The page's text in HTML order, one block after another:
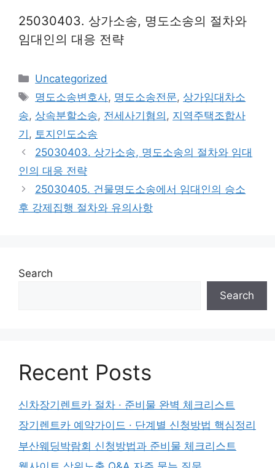
25030403. 상가소송, 명도소송의 절차와
임대인의 대응 전략
Categories
Uncategorized
Tags
명도소송변호사, 명도소송전문, 상가임대차소
송, 상속분할소송, 전세사기혐의 , 지역주택조합사
기 , 토지인도소송
25030403. 상가소송, 명도소송의 절차와 임대
인의 대응 전략
25030405. 건물명도소송에서 임대인의 승소
후 강제집행 절차와 유의사항
Search
Search
Recent Posts
신차장기렌트카 절차 · 준비물 완벽 체크리스트
장기렌트카 예약가이드 · 단계별 신청방법 핵심정리
부산웨딩박람회 신청방법과 준비물 체크리스트